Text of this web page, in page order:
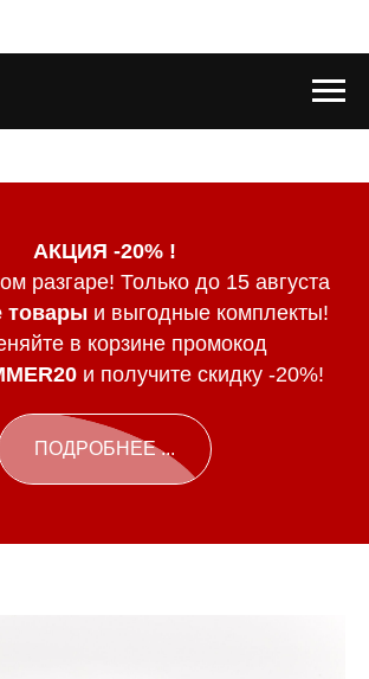
АКЦИЯ -20% !
разгаре! Только до 15 августа
товары и выгодные комплекты!
в корзине промокод
и получите скидку -20%!
ПОДРОБНЕЕ ...